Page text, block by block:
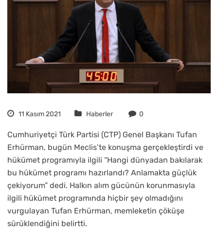
11 Kasım 2021 Haberler 0
Cumhuriyetçi Türk Partisi (CTP) Genel Başkanı Tufan
Erhürman, bugün Meclis’te konuşma gerçekleştirdi ve
hükümet programıyla ilgili “Hangi dünyadan bakılarak
bu hükümet programı hazırlandı? Anlamakta güçlük
çekiyorum” dedi. Halkın alım gücünün korunmasıyla
ilgili hükümet programında hiçbir şey olmadığını
vurgulayan Tufan Erhürman, memleketin çöküşe
sürüklendiğini belirtti.